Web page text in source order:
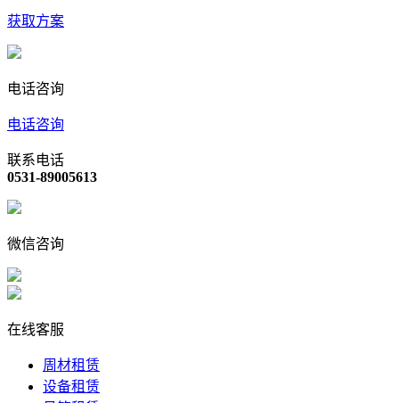
获取方案
电话咨询
电话咨询
联系电话
0531-89005613
微信咨询
在线客服
周材租赁
设备租赁